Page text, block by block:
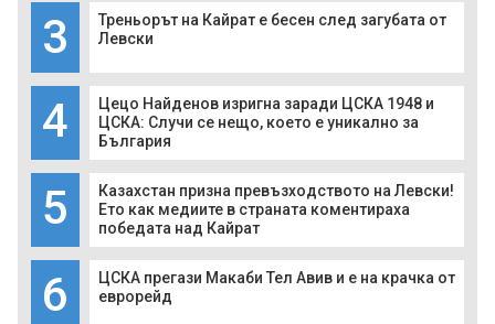
3
Треньорът на Кайрат е бесен след загубата от
Левски
4
Цецо Найденов изригна заради ЦСКА 1948 и
ЦСКА: Случи се нещо, което е уникално за
България
5
Казахстан призна превъзходството на Левски!
Ето как медиите в страната коментираха
победата над Кайрат
6
ЦСКА прегази Макаби Тел Авив и е на крачка от
еврорейд